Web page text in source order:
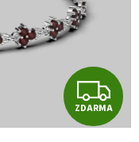
Z
D
ZDARMA